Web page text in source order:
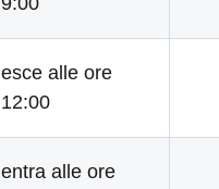
esce alle ore
12:00
entra alle ore